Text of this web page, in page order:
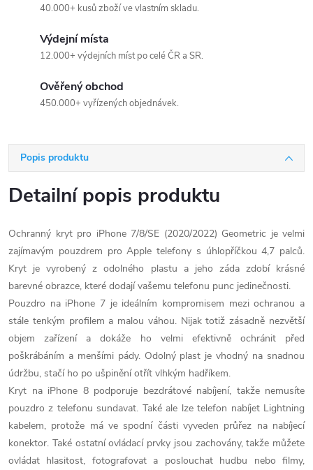
40.000+ kusů zboží ve vlastním skladu.
Výdejní místa
12.000+ výdejních míst po celé ČR a SR.
Ověřený obchod
450.000+ vyřízených objednávek.
Popis produktu
Detailní popis produktu
Ochranný kryt pro iPhone 7/8/SE (2020/2022) Geometric je velmi
zajímavým pouzdrem pro Apple telefony s úhlopříčkou 4,7 palců.
Kryt je vyrobený z odolného plastu a jeho záda zdobí krásné
barevné obrazce, které dodají vašemu telefonu punc jedinečnosti.
Pouzdro na iPhone 7 je ideálním kompromisem mezi ochranou a
stále tenkým profilem a malou váhou. Nijak totiž zásadně nezvětší
objem zařízení a dokáže ho velmi efektivně ochránit před
poškrábáním a menšími pády. Odolný plast je vhodný na snadnou
údržbu, stačí ho po ušpinění otřít vlhkým hadříkem.
Kryt na iPhone 8 podporuje bezdrátové nabíjení, takže nemusíte
pouzdro z telefonu sundavat. Také ale lze telefon nabíjet Lightning
kabelem, protože má ve spodní části vyveden průřez na nabíjecí
konektor. Také ostatní ovládací prvky jsou zachovány, takže můžete
ovládat hlasitost, fotografovat a poslouchat hudbu nebo filmy,